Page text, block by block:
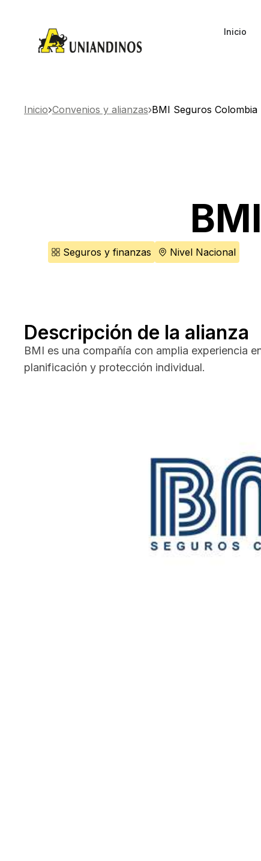
Inicio
Inicio Convenios y alianzas BMI Seguros Colombia
Seguros y finanzas Nivel Nacional
Descripción de la alianza
BMI es una compañía con amplia experiencia
planificación y protección individual.